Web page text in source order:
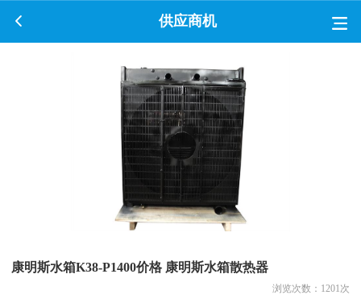
供应商机
康明斯水箱K38-P1400价格 康明斯水箱散热器
浏览次数： 1201 次